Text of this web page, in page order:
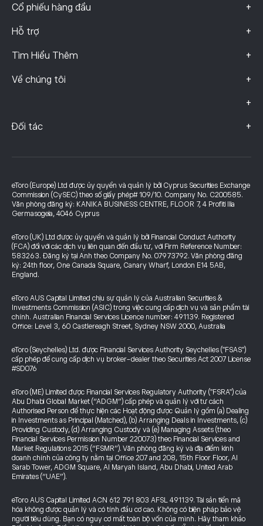
Cổ phiếu hàng đầu +
Hỗ trợ +
Tìm Hiểu Thêm +
Về chúng tôi +
+
Đối tác +
eToro (Europe) Ltd được ủy quyền và quản lý bởi Cyprus Securities Exchange
Commission (CySEC) theo số giấy phép# 109/10. Company No. C200585.
Văn phòng đăng ký: KANIKA BUSINESS CENTRE, FLOOR 7, 4 Profiti Ilia
Germasogeia, 4046 Cyprus
eToro (UK) Ltd được ủy quyền và quản lý bởi Financial Conduct Authority
(FCA) đối với các dịch vụ liên quan đến đầu tư, với Firm Reference Number:
583263. Đăng ký tại Anh theo Company No. 07973792. Văn phòng đăng
ký: 24th floor, One Canada Square, Canary Wharf, London E14 5AB,
England.
eToro AUS Capital Limited chịu sự quản lý của Australian Securities &
Investments Commission (ASIC) trong việc cung cấp dịch vụ và sản phẩm tài
chính. Australian Financial Services Licence number: 491139. Registered
Office: Level 3, 60 Castlereagh Street, Sydney NSW 2000, Australia
eToro (Seychelles) Ltd. được Financial Services Authority Seychelles ("FSAS")
cấp phép để cung cấp dịch vụ broker-dealer theo Securities Act 2007 License
#SD076
eToro (ME) Limited được Financial Services Regulatory Authority ("FSRA") của
Abu Dhabi Global Market (“ADGM”) cấp phép và quản lý với tư cách
Authorised Person để thực hiện các Hoạt động được Quản lý gồm (a) Dealing
in Investments as Principal (Matched), (b) Arranging Deals in Investments, (c)
Providing Custody, (d) Arranging Custody và (e) Managing Assets (theo
Financial Services Permission Number 220073) theo Financial Services and
Market Regulations 2015 (“FSMR”). Văn phòng đăng ký và địa điểm kinh
doanh chính của công ty nằm tại Office 207 and 208, 15th Floor Floor, Al
Sarab Tower, ADGM Square, Al Maryah Island, Abu Dhabi, United Arab
Emirates (“UAE”).
eToro AUS Capital Limited ACN 612 791 803 AFSL 491139. Tài sản tiền mã
hóa không được quản lý và có tính đầu cơ cao. Không có biện pháp bảo vệ
người tiêu dùng. Bạn có nguy cơ mất toàn bộ vốn của mình. Hãy tham khảo